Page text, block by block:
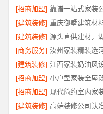
[招商加盟]
[建筑装修]
[建筑装修] 源头直供建材，
[商务服务] 汝州家装精装选
[建筑装修]
[招商加盟]
[招商加盟]
[建筑装修] 高端装修公司认